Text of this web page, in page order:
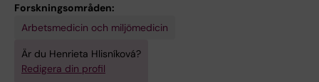
Forskningsområden:
Arbetsmedicin och miljömedicin
Är du Henrieta Hlisníková?
Redigera din profil